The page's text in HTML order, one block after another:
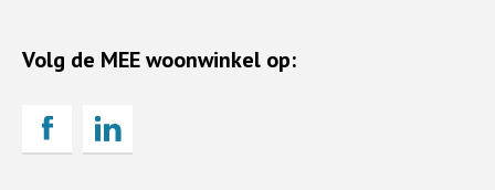
Volg de MEE woonwinkel op: